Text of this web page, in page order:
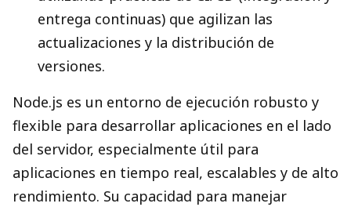
entrega continuas) que agilizan las
actualizaciones y la distribución de
versiones.
Node.js es un entorno de ejecución robusto y
flexible para desarrollar aplicaciones en el lado
del servidor, especialmente útil para
aplicaciones en tiempo real, escalables y de alto
rendimiento. Su capacidad para manejar